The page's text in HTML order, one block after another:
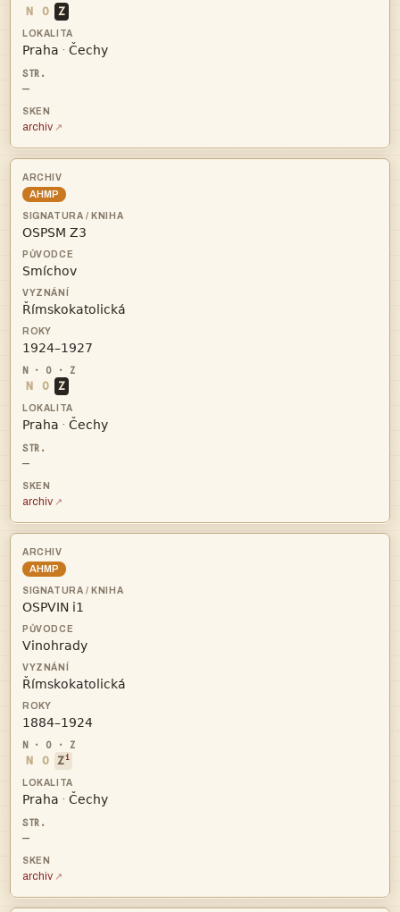
N O Z
 · 
—
archiv
AHMP




N O Z
 · 
—
archiv
AHMP




N O Zi
 · 
—
archiv